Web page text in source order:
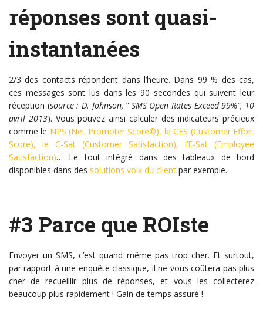
réponses sont quasi-
instantanées
2/3 des contacts répondent dans l’heure. Dans 99 % des cas,
ces messages sont lus dans les 90 secondes qui suivent leur
réception (source : D. Johnson, ” SMS Open Rates Exceed 99%”, 10
avril 2013). Vous pouvez ainsi calculer des indicateurs précieux
comme le NPS (Net Promoter Score©), le CES (Customer Effort
Score), le C-Sat (Customer Satisfaction), l’E-Sat (Employee
Satisfaction)… Le tout intégré dans des tableaux de bord
disponibles dans des solutions voix du client par exemple.
#3 Parce que ROIste
Envoyer un SMS, c’est quand même pas trop cher. Et surtout,
par rapport à une enquête classique, il ne vous coûtera pas plus
cher de recueillir plus de réponses, et vous les collecterez
beaucoup plus rapidement ! Gain de temps assuré !